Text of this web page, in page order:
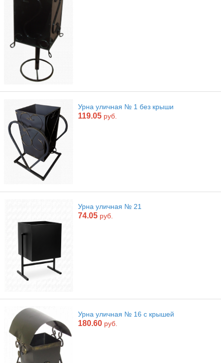
Урна уличная № 1 без крыши
119.05 руб.
Урна уличная № 21
74.05 руб.
Урна уличная № 16 с крышей
180.60 руб.